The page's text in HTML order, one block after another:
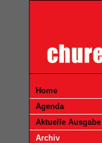
Home
Agenda
Aktuelle Ausgabe
Archiv